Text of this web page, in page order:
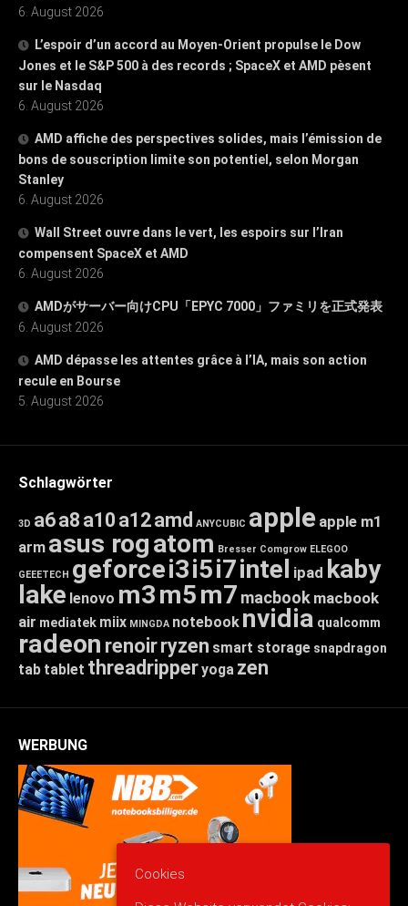
6. August 2026
L’espoir d’un accord au Moyen-Orient propulse le Dow
Jones et le S&P 500 à des records ; SpaceX et AMD pèsent
sur le Nasdaq
6. August 2026
AMD affiche des perspectives solides, mais l’émission de
bons de souscription limite son potentiel, selon Morgan
Stanley
6. August 2026
Wall Street ouvre dans le vert, les espoirs sur l’Iran
compensent SpaceX et AMD
6. August 2026
AMDがサーバー向けCPU「EPYC 7000」ファミリを正式発表
6. August 2026
AMD dépasse les attentes grâce à l’IA, mais son action
recule en Bourse
5. August 2026
Schlagwörter
3D a6a8 a10 a12amd ANYCUBIC apple apple m1
arm asus rogatom Bresser Comgrow ELEGOO
GEEETECH geforcei3i5i7intel ipad kaby
lake lenovo m3m5m7 macbook macbook
air mediatek miix MINGDA notebook nvidia qualcomm
radeon renoirryzen smart storage snapdragon
tab tablet threadripperyoga zen
WERBUNG
Cookies